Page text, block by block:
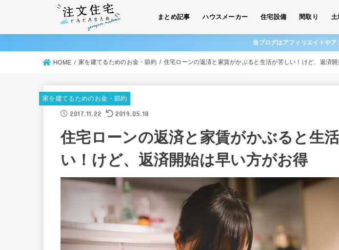
まとめ記事 ハウスメーカー 住宅設備 間取り 土
当ブログはアフィリエイトや
HOME 家を建てるためのお金・節約 住宅ローンの返済と家賃がかぶると生活が苦しい！けど、返済
家を建てるためのお金・節約
2017.11.22 2019.05.18
住宅ローンの返済と家賃がかぶると生
い！けど、返済開始は早い方がお得